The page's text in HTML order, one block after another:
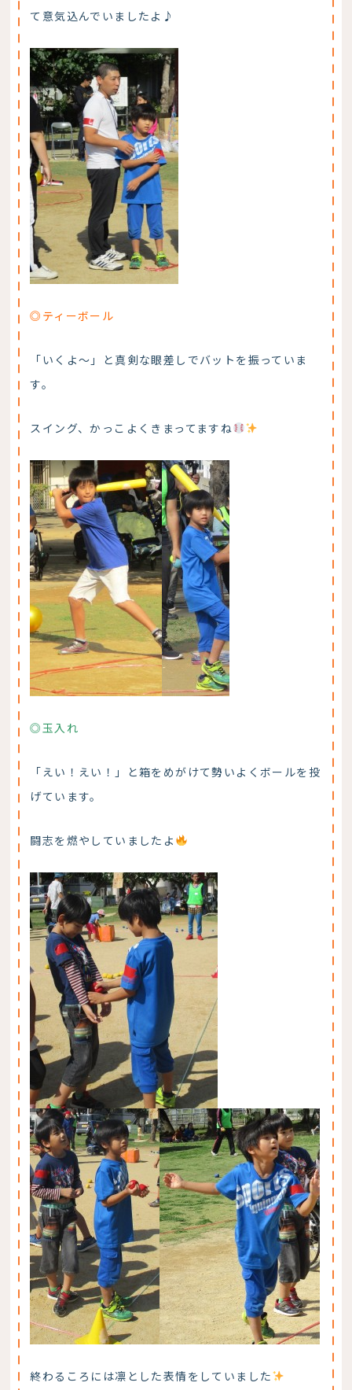
て意気込んでいましたよ♪
◎ティーボール
「いくよ～」と真剣な眼差しでバットを振っていま
す。
スイング、かっこよくきまってますね
◎玉入れ
「えい！えい！」と箱をめがけて勢いよくボールを投
げています。
闘志を燃やしていましたよ
終わるころには凛とした表情をしていました